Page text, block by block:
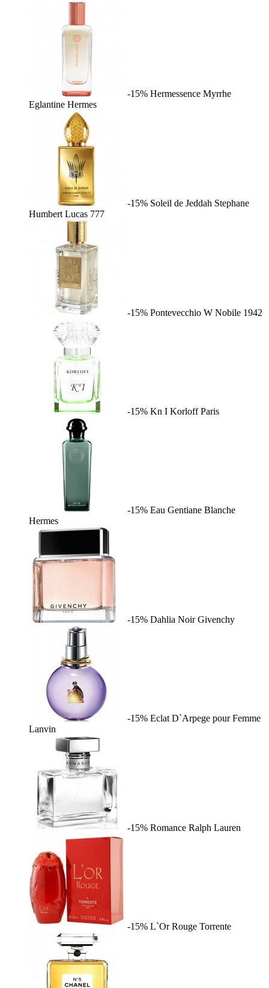
-15% Hermessence Myrrhe
Eglantine Hermes
-15% Soleil de Jeddah Stephane
Humbert Lucas 777
-15% Pontevecchio W Nobile 1942
-15% Kn I Korloff Paris
-15% Eau Gentiane Blanche
Hermes
-15% Dahlia Noir Givenchy
-15% Eclat D`Arpege pour Femme
Lanvin
-15% Romance Ralph Lauren
-15% L`Or Rouge Torrente